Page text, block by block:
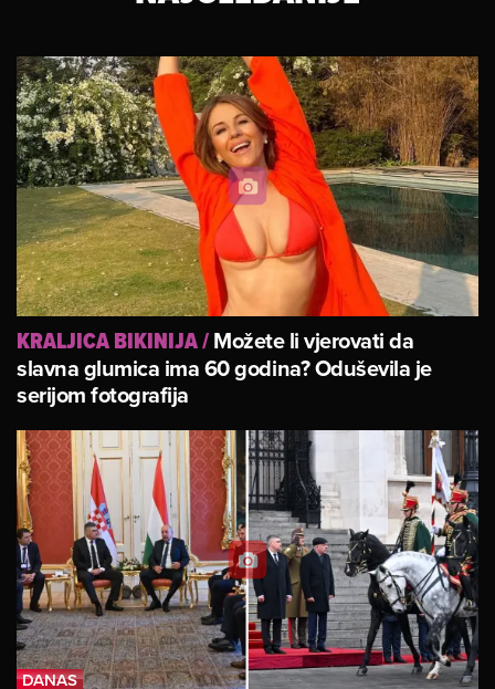
KRALJICA BIKINIJA/Možete li vjerovati da
slavna glumica ima 60 godina? Oduševila je
serijom fotografija